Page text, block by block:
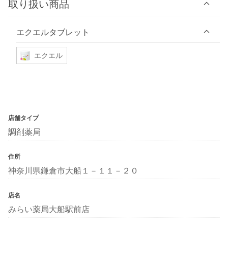
取り扱い商品
エクエルタブレット
エクエル
店舗タイプ
調剤薬局
住所
神奈川県鎌倉市大船１－１１－２０
店名
みらい薬局大船駅前店